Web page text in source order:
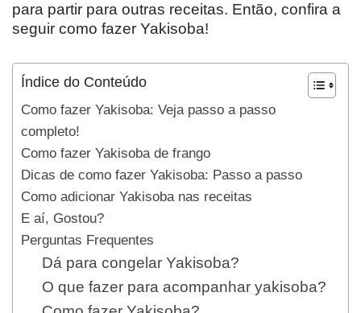
para partir para outras receitas. Então, confira a
seguir como fazer Yakisoba!
Índice do Conteúdo
Como fazer Yakisoba: Veja passo a passo
completo!
Como fazer Yakisoba de frango
Dicas de como fazer Yakisoba: Passo a passo
Como adicionar Yakisoba nas receitas
E aí, Gostou?
Perguntas Frequentes
Dá para congelar Yakisoba?
O que fazer para acompanhar yakisoba?